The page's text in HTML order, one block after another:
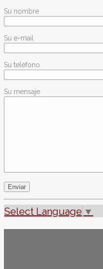
Su nombre
Su e-mail
Su teléfono
Su mensaje
Select Language ▼